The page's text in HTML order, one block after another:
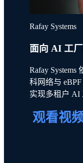
Rafay Systems
面向 AI 工
Rafay
科网络与
实现多租户 AI
观看视